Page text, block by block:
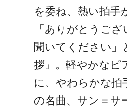
を委ね、熱い拍手
「ありがとうご
聞いてください」
拶』。軽やかなピ
に、やわらかな拍
の名曲、サン＝サ